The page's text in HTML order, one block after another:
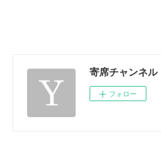
寄席チャンネル
フォロー